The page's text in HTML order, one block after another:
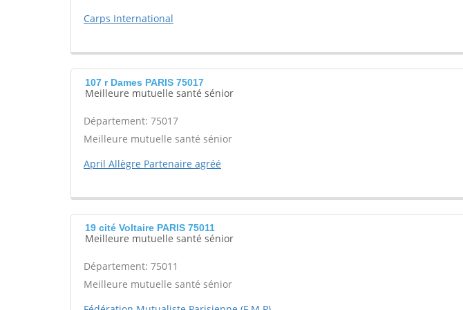
Carps International
107 r Dames PARIS 75017
Meilleure mutuelle santé sénior
Département: 75017
Meilleure mutuelle santé sénior
April Allègre Partenaire agréé
19 cité Voltaire PARIS 75011
Meilleure mutuelle santé sénior
Département: 75011
Meilleure mutuelle santé sénior